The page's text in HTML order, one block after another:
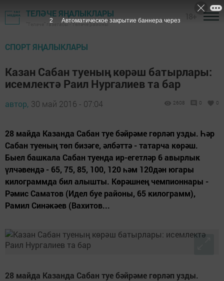
ТЕЛӘЧЕ ЯҢАЛЫКЛАРЫ
"Теләче" газетасы - Теләче районы
СПОРТ ЯҢАЛЫКЛАРЫ
Казан Сабан туеның көрәш батырлары:
исемлектә Раил Нургалиев та бар
автор, 30 май 2016 - 07:04 2608 0 0
28 майда Казанда Сабан туе бәйрәме гөрләп узды. Һәр
Сабан туеның төп бизәге, әлбәттә - татарча көрәш.
Быел башкала Сабан туенда ир-егетләр 6 авырлык
үлчәвендә - 65, 75, 85, 100, 120 һәм 120дән югары
килограммда бил алышты. Көрәшнең чемпионнары -
Рәмис Саматов (Идел буе районы, 65 килограмм),
Рамил Синәкәев (Вахитов...
28 майда Казанда Сабан туе бәйрәме гөрләп узды.